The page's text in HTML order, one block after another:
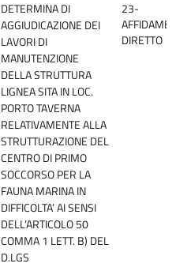
DETERMINA DI
AGGIUDICAZIONE DEI
LAVORI DI
MANUTENZIONE
DELLA STRUTTURA
LIGNEA SITA IN LOC.
PORTO TAVERNA
RELATIVAMENTE ALLA
STRUTTURAZIONE DEL
CENTRO DI PRIMO
SOCCORSO PER LA
FAUNA MARINA IN
DIFFICOLTA’ AI SENSI
DELL’ARTICOLO 50
COMMA 1 LETT. B) DEL
D.LGS
23-
DIRETTO